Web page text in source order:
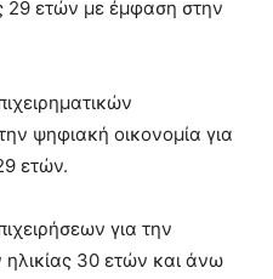
29 ετών με έμφαση στην
ψηφιακή οικονομία για
ετών.
για την
30 ετών και άνω